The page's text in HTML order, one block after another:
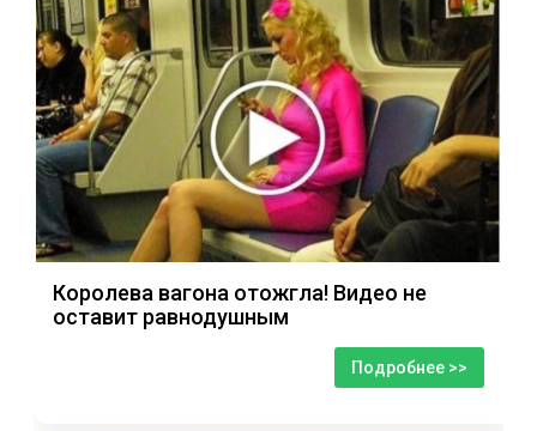
Королева вагона отожгла! Видео не
оставит равнодушным
Подробнее >>